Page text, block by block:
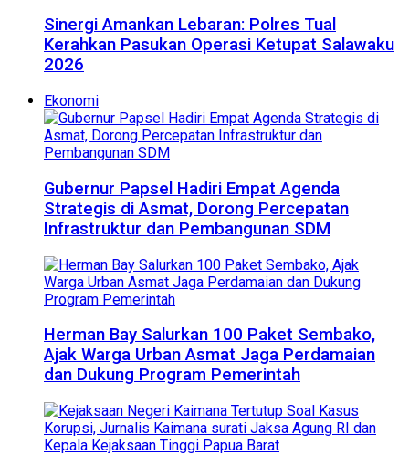
Sinergi Amankan Lebaran: Polres Tual
Kerahkan Pasukan Operasi Ketupat Salawaku
2026
Ekonomi
Gubernur Papsel Hadiri Empat Agenda
Strategis di Asmat, Dorong Percepatan
Infrastruktur dan Pembangunan SDM
Herman Bay Salurkan 100 Paket Sembako,
Ajak Warga Urban Asmat Jaga Perdamaian
dan Dukung Program Pemerintah